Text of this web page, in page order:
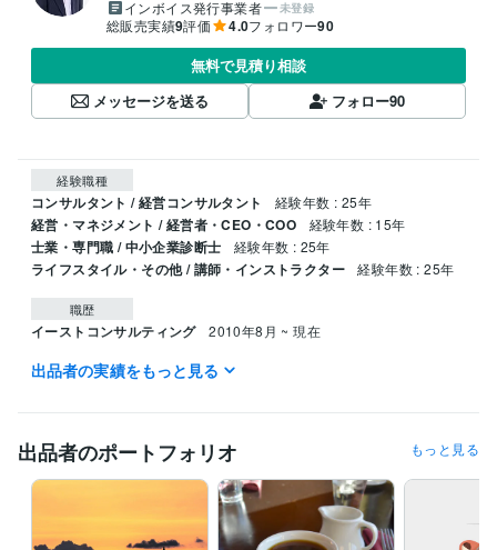
インボイス発行事業者 未登録
総販売実績9評価 4.0フォロワー90
無料で見積り相談
メッセージを送る
フォロー90
経験職種
コンサルタント / 経営コンサルタント 経験年数 : 25年
経営・マネジメント / 経営者・CEO・COO 経験年数 : 15年
士業・専門職 / 中小企業診断士 経験年数 : 25年
ライフスタイル・その他 / 講師・インストラクター 経験年数 : 25年
職歴
イーストコンサルティング 2010年8月 ~ 現在
受賞歴
コミュニティ」で気づいて「なりたい自分」になる！
資格・検定
中小企業診断士 取得年 : 1998年
取得年 : 1997年
得意分野
出品者の実績をもっと見る
出品者のポートフォリオ もっと見る